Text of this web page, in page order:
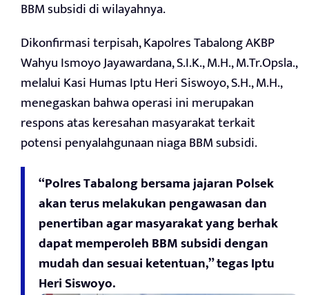
BBM subsidi di wilayahnya.
Dikonfirmasi terpisah, Kapolres Tabalong AKBP
Wahyu Ismoyo Jayawardana, S.I.K., M.H., M.Tr.Opsla.,
melalui Kasi Humas Iptu Heri Siswoyo, S.H., M.H.,
menegaskan bahwa operasi ini merupakan
respons atas keresahan masyarakat terkait
potensi penyalahgunaan niaga BBM subsidi.
“Polres Tabalong bersama jajaran Polsek
akan terus melakukan pengawasan dan
penertiban agar masyarakat yang berhak
dapat memperoleh BBM subsidi dengan
mudah dan sesuai ketentuan,” tegas Iptu
Heri Siswoyo.